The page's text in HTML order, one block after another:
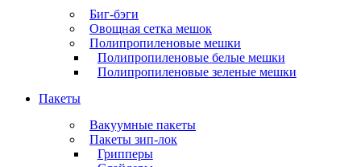
Биг-бэги
Овощная сетка мешок
Полипропиленовые мешки
Полипропиленовые белые мешки
Полипропиленовые зеленые мешки
Пакеты
Вакуумные пакеты
Пакеты зип-лок
Грипперы